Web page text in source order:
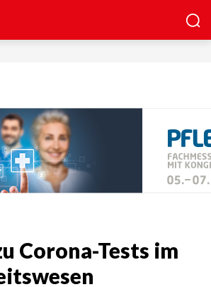
Corona-Tests im